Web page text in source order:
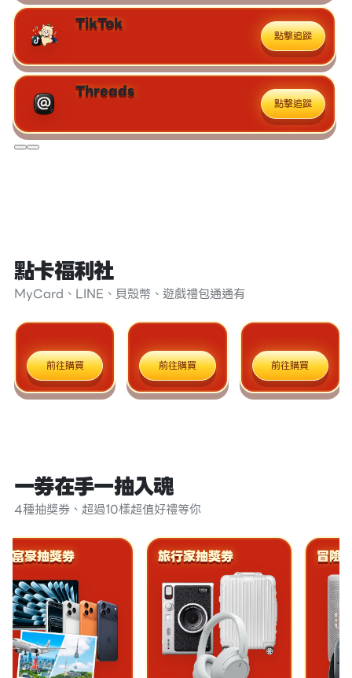
TikTok
點擊追蹤
Threads
點擊追蹤
點卡福利社
MyCard、LINE、貝殼幣、遊戲禮包通通有
前往購買 前往購買 前往購買
一券在手一抽入魂
4種抽獎券、超過10樣超值好禮等你
富豪抽獎券 旅行家抽獎券 冒險